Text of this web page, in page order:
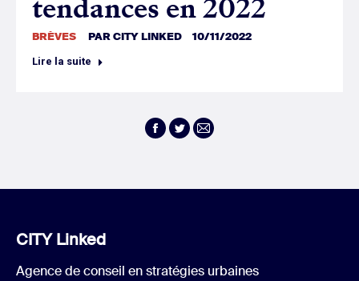
tendances en 2022
BRÈVES PARCITY LINKED 10/11/2022
Lire la suite
Facebook
Twitter
E-
CITY Linked
Agence de conseil en stratégies urbaines